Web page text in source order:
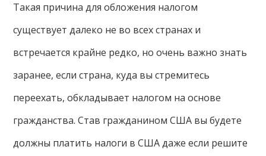
Такая причина для обложения налогом
существует далеко не во всех странах и
встречается крайне редко, но очень важно знать
заранее, если страна, куда вы стремитесь
переехать, обкладывает налогом на основе
гражданства. Став гражданином США вы будете
должны платить налоги в США даже если решите